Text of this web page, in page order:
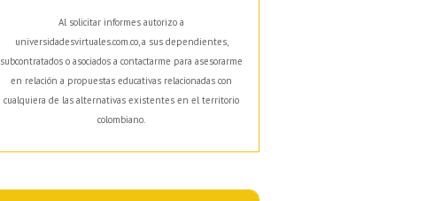
Al solicitar informes autorizo a
universidadesvirtuales.com.co, a sus dependientes,
subcontratados o asociados a contactarme para asesorarme
en relación a propuestas educativas relacionadas con
cualquiera de las alternativas existentes en el territorio
colombiano.